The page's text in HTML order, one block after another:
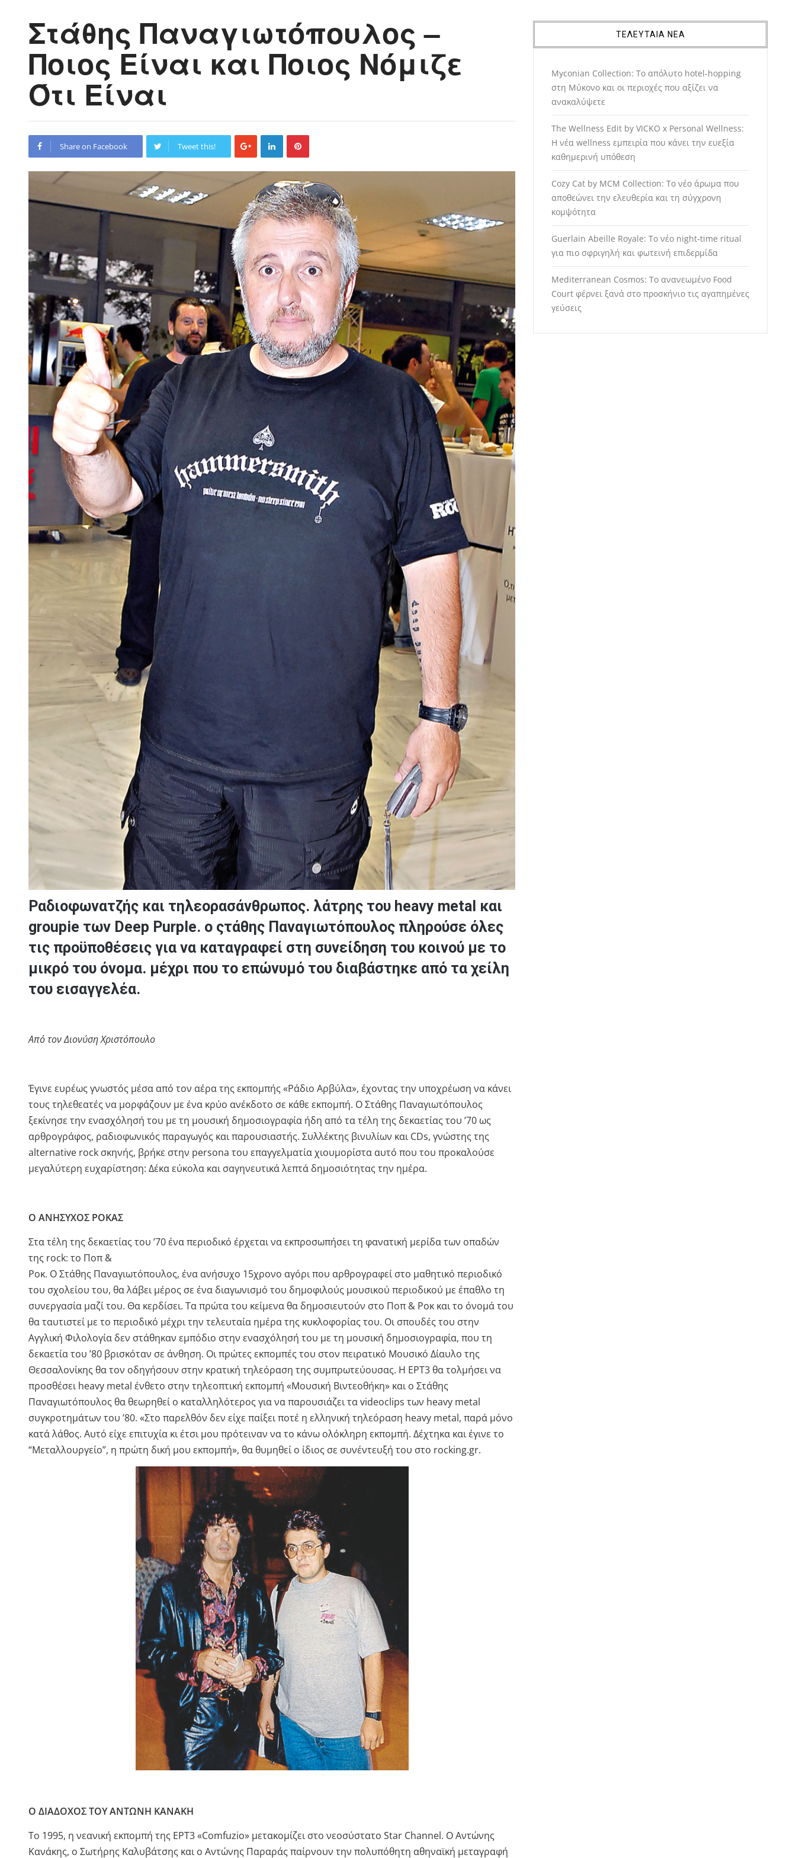
Στάθης Παναγιωτόπουλος –
Ποιος Είναι και Ποιος Νόμιζε
Ότι Είναι
Share on Facebook Tweet this!
Ραδιοφωνατζής και τηλεορασάνθρωπος. λάτρης του heavy metal και
groupie των Deep Purple. ο ςτάθης Παναγιωτόπουλος πληρούσε όλες
τις προϋποθέσεις για να καταγραφεί στη συνείδηση του κοινού με το
μικρό του όνομα. μέχρι που το επώνυμό του διαβάστηκε από τα χείλη
του εισαγγελέα.
Από τον Διονύση Χριστόπουλο
Έγινε ευρέως γνωστός μέσα από τον αέρα της εκπομπής «Ράδιο Αρβύλα», έχοντας την υποχρέωση να κάνει
τους τηλεθεατές να μορφάζουν με ένα κρύο ανέκδοτο σε κάθε εκπομπή. Ο Στάθης Παναγιωτόπουλος
ξεκίνησε την ενασχόλησή του με τη μουσική δημοσιογραφία ήδη από τα τέλη της δεκαετίας του ’70 ως
αρθρογράφος, ραδιοφωνικός παραγωγός και παρουσιαστής. Συλλέκτης βινυλίων και CDs, γνώστης της
alternative rock σκηνής, βρήκε στην persona του επαγγελματία χιουμορίστα αυτό που του προκαλούσε
μεγαλύτερη ευχαρίστηση: Δέκα εύκολα και σαγηνευτικά λεπτά δημοσιότητας την ημέρα.
Ο ΑΝΗΣΥΧΟΣ ΡΟΚΑΣ
Στα τέλη της δεκαετίας του ’70 ένα περιοδικό έρχεται να εκπροσωπήσει τη φανατική μερίδα των οπαδών
της rock: το Ποπ &
Ροκ. Ο Στάθης Παναγιωτόπουλος, ένα ανήσυχο 15χρονο αγόρι που αρθρογραφεί στο μαθητικό περιοδικό
του σχολείου του, θα λάβει μέρος σε ένα διαγωνισμό του δημοφιλούς μουσικού περιοδικού με έπαθλο τη
συνεργασία μαζί του. Θα κερδίσει. Τα πρώτα του κείμενα θα δημοσιευτούν στο Ποπ & Ροκ και το όνομά του
θα ταυτιστεί με το περιοδικό μέχρι την τελευταία ημέρα της κυκλοφορίας του. Οι σπουδές του στην
Αγγλική Φιλολογία δεν στάθηκαν εμπόδιο στην ενασχόλησή του με τη μουσική δημοσιογραφία, που τη
δεκαετία του ’80 βρισκόταν σε άνθηση. Οι πρώτες εκπομπές του στον πειρατικό Μουσικό Δίαυλο της
Θεσσαλονίκης θα τον οδηγήσουν στην κρατική τηλεόραση της συμπρωτεύουσας. Η ΕΡΤ3 θα τολμήσει να
προσθέσει heavy metal ένθετο στην τηλεοπτική εκπομπή «Μουσική Βιντεοθήκη» και ο Στάθης
Παναγιωτόπουλος θα θεωρηθεί ο καταλληλότερος για να παρουσιάζει τα videoclips των heavy metal
συγκροτημάτων του ’80. «Στο παρελθόν δεν είχε παίξει ποτέ η ελληνική τηλεόραση heavy metal, παρά μόνο
κατά λάθος. Αυτό είχε επιτυχία κι έτσι μου πρότειναν να το κάνω ολόκληρη εκπομπή. Δέχτηκα και έγινε το
“Μεταλλουργείο”, η πρώτη δική μου εκπομπή», θα θυμηθεί ο ίδιος σε συνέντευξή του στο rocking.gr.
Ο ΔΙΑΔΟΧΟΣ ΤΟΥ ΑΝΤΩΝΗ ΚΑΝΑΚΗ
Το 1995, η νεανική εκπομπή της ΕΡΤ3 «Comfuzio» μετακομίζει στο νεοσύστατο Star Channel. Ο Αντώνης
Κανάκης, ο Σωτήρης Καλυβάτσης και ο Αντώνης Παραράς παίρνουν την πολυπόθητη αθηναϊκή μεταγραφή
ΤΕΛΕΥΤΑΙΑ ΝΕΑ
Myconian Collection: Το απόλυτο hotel-hopping
στη Μύκονο και οι περιοχές που αξίζει να
ανακαλύψετε
The Wellness Edit by VICKO x Personal Wellness:
Η νέα wellness εμπειρία που κάνει την ευεξία
καθημερινή υπόθεση
Cozy Cat by MCM Collection: Το νέο άρωμα που
αποθεώνει την ελευθερία και τη σύγχρονη
κομψότητα
Guerlain Abeille Royale: Το νέο night-time ritual
για πιο σφριγηλή και φωτεινή επιδερμίδα
Mediterranean Cosmos: Το ανανεωμένο Food
Court φέρνει ξανά στο προσκήνιο τις αγαπημένες
γεύσεις